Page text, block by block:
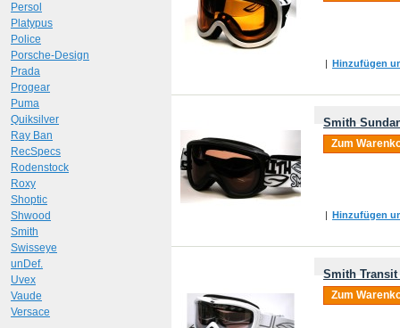
| Hinzufügen
Smith
Zum
| Hinzufügen
Smith
Zum
Persol
Platypus
Police
Porsche-Design
Prada
Progear
Puma
Quiksilver
Ray Ban
RecSpecs
Rodenstock
Roxy
Shoptic
Shwood
Smith
Swisseye
unDef.
Uvex
Vaude
Versace